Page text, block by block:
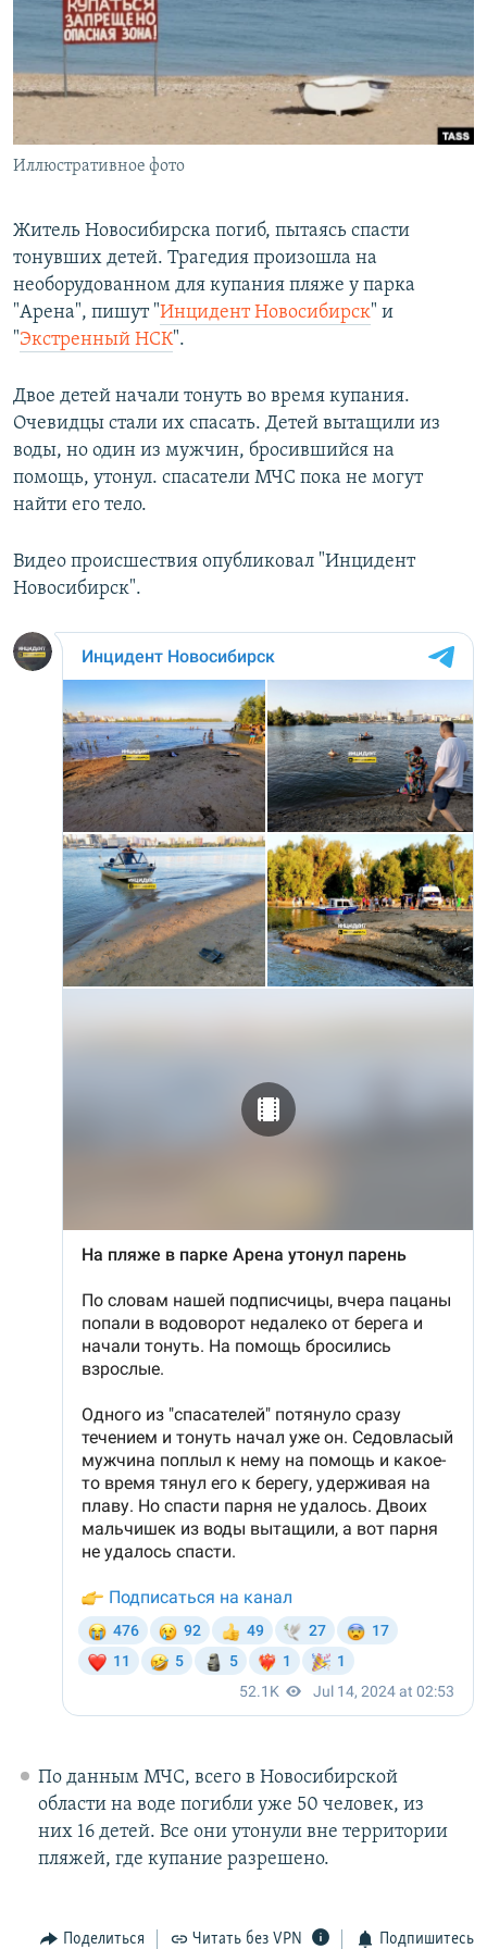
РАСПИСАНИЕ ВЕЩАНИЯ
ПОДПИШИТЕСЬ НА РАССЫЛКУ
Все сайты РСЕ/РС
Иллюстративное фото
Житель Новосибирска погиб, пытаясь спасти
тонувших детей. Трагедия произошла на
необорудованном для купания пляже у парка
"Арена", пишут "Инцидент Новосибирск" и
"Экстренный НСК".
Двое детей начали тонуть во время купания.
Очевидцы стали их спасать. Детей вытащили из
воды, но один из мужчин, бросившийся на
помощь, утонул. спасатели МЧС пока не могут
найти его тело.
Видео происшествия опубликовал "Инцидент
Новосибирск".
По данным МЧС, всего в Новосибирской
области на воде погибли уже 50 человек, из
них 16 детей. Все они утонули вне территории
пляжей, где купание разрешено.
Поделиться Читать без VPN Подпишитесь